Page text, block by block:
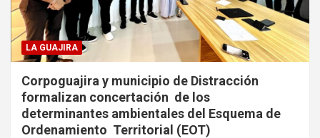
LA GUAJIRA
Corpoguajira y municipio de Distracción
formalizan concertación de los
determinantes ambientales del Esquema de
Ordenamiento Territorial (EOT)